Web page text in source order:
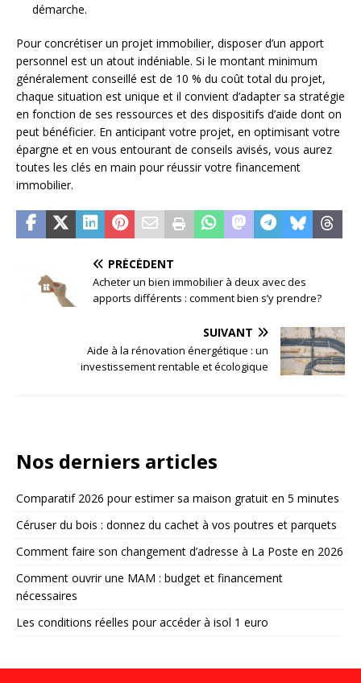
démarche.
Pour concrétiser un projet immobilier, disposer d’un apport
personnel est un atout indéniable. Si le montant minimum
généralement conseillé est de 10 % du coût total du projet,
chaque situation est unique et il convient d’adapter sa stratégie
en fonction de ses ressources et des dispositifs d’aide dont on
peut bénéficier. En anticipant votre projet, en optimisant votre
épargne et en vous entourant de conseils avisés, vous aurez
toutes les clés en main pour réussir votre financement
immobilier.
PRÉCÉDENT
Acheter un bien immobilier à deux avec des
apports différents : comment bien s’y prendre?
SUIVANT
Aide à la rénovation énergétique : un
investissement rentable et écologique
Nos derniers articles
Comparatif 2026 pour estimer sa maison gratuit en 5 minutes
Céruser du bois : donnez du cachet à vos poutres et parquets
Comment faire son changement d’adresse à La Poste en 2026
Comment ouvrir une MAM : budget et financement
nécessaires
Les conditions réelles pour accéder à isol 1 euro